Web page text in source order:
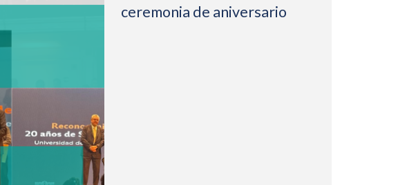
ceremonia de aniversario